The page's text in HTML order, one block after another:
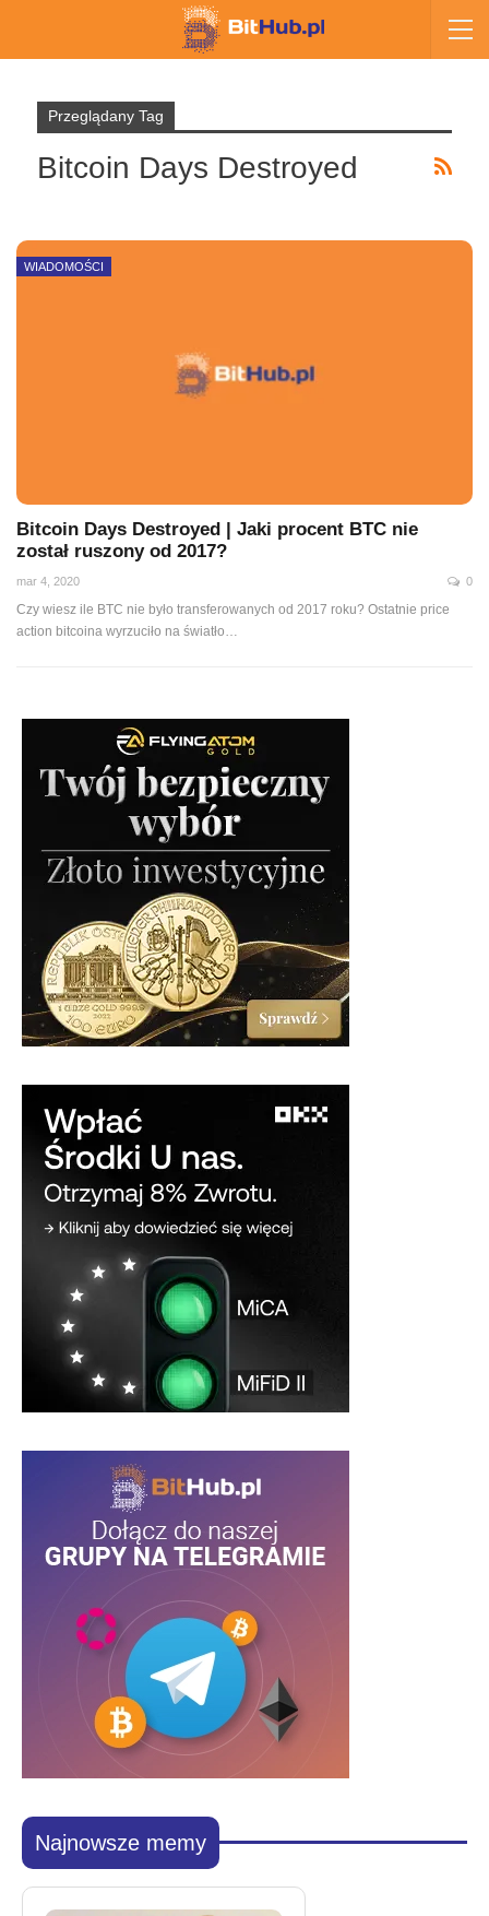
Przeglądany Tag
Bitcoin Days Destroyed
WIADOMOŚCI
Bitcoin Days Destroyed | Jaki procent BTC nie
został ruszony od 2017?
mar 4, 2020 0
Czy wiesz ile BTC nie było transferowanych od 2017 roku? Ostatnie price
action bitcoina wyrzuciło na światło…
Najnowsze memy